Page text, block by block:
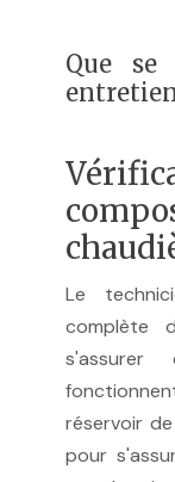
Que se
Le
complète
réservoir
pour